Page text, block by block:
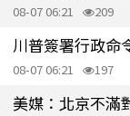
08-07 06:21 209
川普簽署行政
08-07 06:21 197
美媒：北京不